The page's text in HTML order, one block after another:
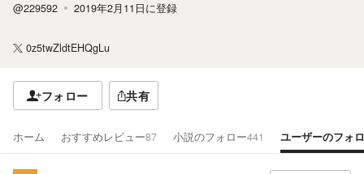
@229592 2019年2月11日に登録
0z5twZldtEHQgLu
フォロー 共有
ホーム おすすめレビュー87 小説のフォロー441 ユーザーのフォ